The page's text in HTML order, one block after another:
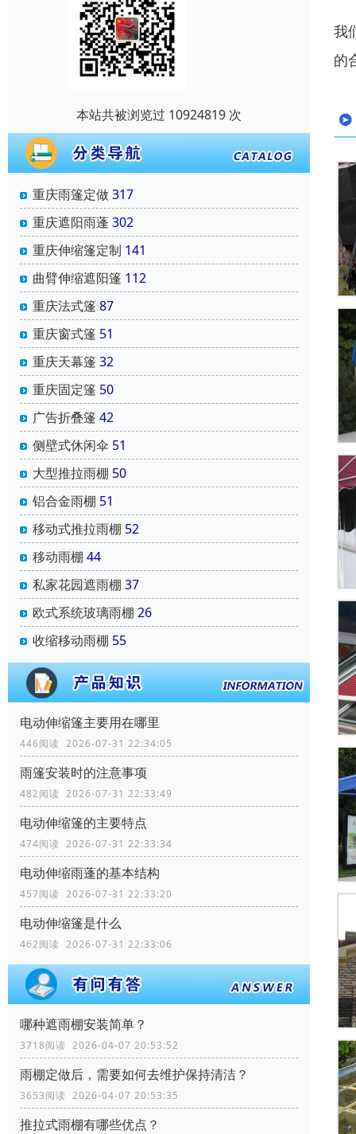
本站共被浏览过 10924819 次
重庆雨篷定做317
重庆遮阳雨蓬302
重庆伸缩篷定制 141
曲臂伸缩遮阳篷 112
重庆法式篷 87
重庆窗式篷 51
重庆天幕篷 32
重庆固定篷 50
广告折叠篷 42
侧壁式休闲伞 51
大型推拉雨棚 50
铝合金雨棚 51
移动式推拉雨棚 52
移动雨棚 44
私家花园遮雨棚 37
欧式系统玻璃雨棚 26
收缩移动雨棚 55
电动伸缩篷主要用在哪里
446阅读 2026-07-31 22:34:05
雨篷安装时的注意事项
482阅读 2026-07-31 22:33:49
电动伸缩篷的主要特点
474阅读 2026-07-31 22:33:34
电动伸缩雨蓬的基本结构
457阅读 2026-07-31 22:33:20
电动伸缩篷是什么
462阅读 2026-07-31 22:33:06
哪种遮雨棚安装简单？
3718阅读 2026-04-07 20:53:52
雨棚定做后，需要如何去维护保持清洁？
3653阅读 2026-04-07 20:53:35
推拉式雨棚有哪些优点？
我
的